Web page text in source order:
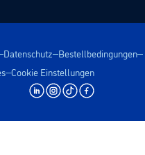
Datenschutz Bestellbedingungen
Cookie Einstellungen